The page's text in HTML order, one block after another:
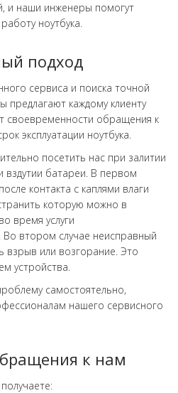
и наши инженеры помогут
ноутбука.
подход
сервиса и поиска точной
каждому клиенту
своевременности обращения к
эксплуатации ноутбука.
посетить нас при залитии
вздутии батареи. В первом
контакта с каплями влаги
которую можно в
время услуги
втором случае неисправный
взрыв или возгорание. Это
устройства.
самостоятельно,
нашего сервисного
к нам